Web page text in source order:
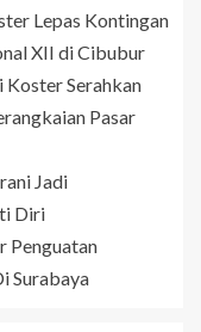
Lepas Kontingan
XII di Cibubur
Serahkan
Pasar
Jadi
Diri
Penguatan
Surabaya